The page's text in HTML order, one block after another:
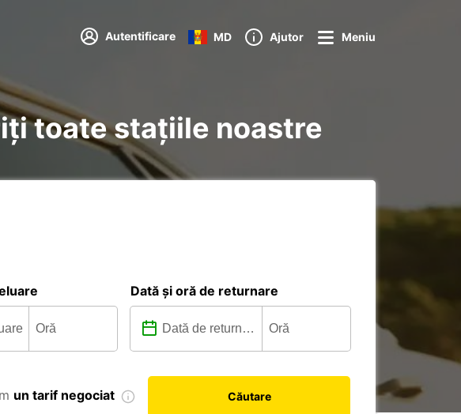
Autentificare MD Ajutor Meniu
toate stațiile noastre
Dată și oră de returnare
un tarif negociat Căutare